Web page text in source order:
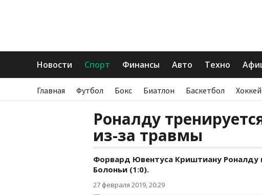
Новости Спорт Финансы Авто Техно
Главная Футбол Бокс Биатлон Баскетбол Хоккей
Роналду
из-за травмы
Форвард Ювентуса Криштиану Роналду
Болоньи (1:0).
27 февраля 2019, 20:29